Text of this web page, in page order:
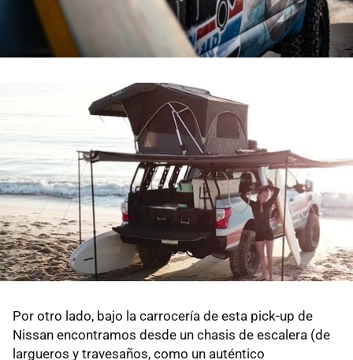
Por otro lado, bajo la carrocería de esta pick-up de
Nissan encontramos desde un chasis de escalera (de
largueros y travesaños, como un auténtico